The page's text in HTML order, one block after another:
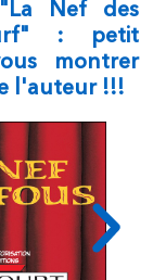
Nef des
: petit
montrer
l'auteur !!!